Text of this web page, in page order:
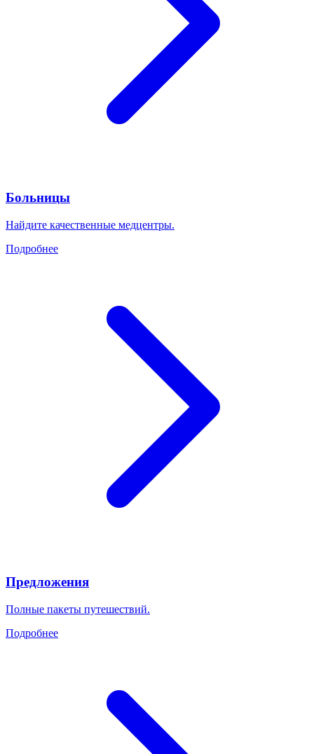
Больницы
Найдите качественные медцентры.
Подробнее
Предложения
Полные пакеты путешествий.
Подробнее